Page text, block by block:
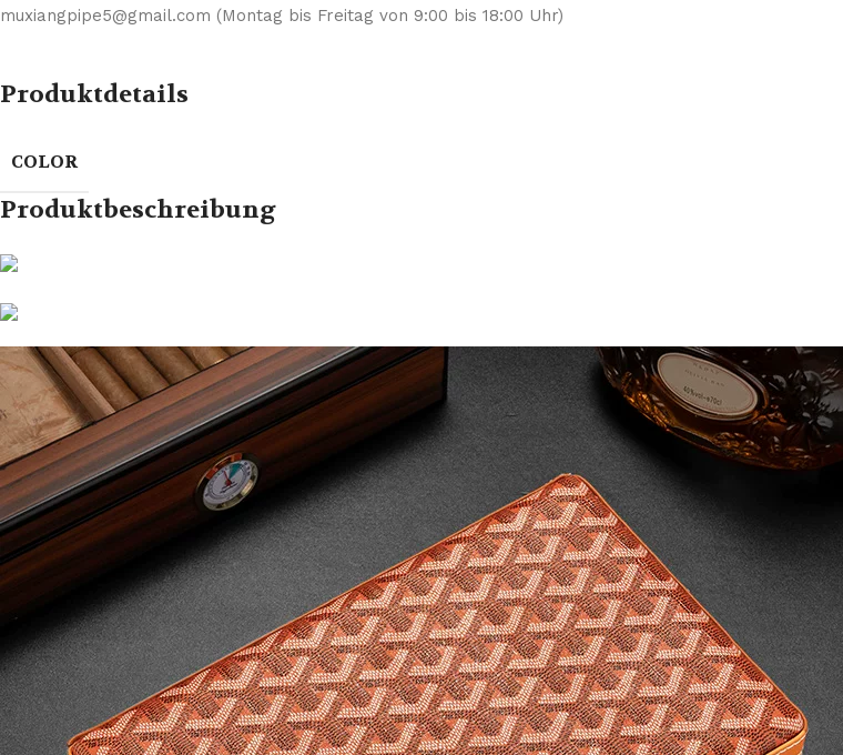
muxiangpipe5@gmail.com (Montag bis Freitag von 9:00 bis 18:00 Uhr)
Produktdetails
COLOR
Produktbeschreibung